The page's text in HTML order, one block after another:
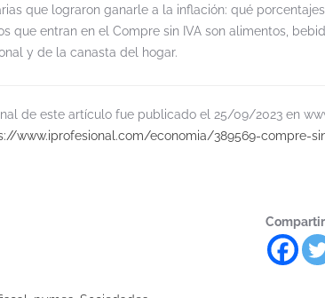
que lograron ganarle a la inflación: qué
que entran en el Compre sin IVA son alimentos,
y de la canasta del hogar.
de este artículo fue publicado el 25/09/2023 en
www.iprofesional.com/economia/389569-compre-